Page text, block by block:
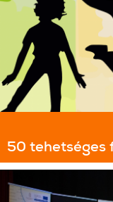
50 tehetséges